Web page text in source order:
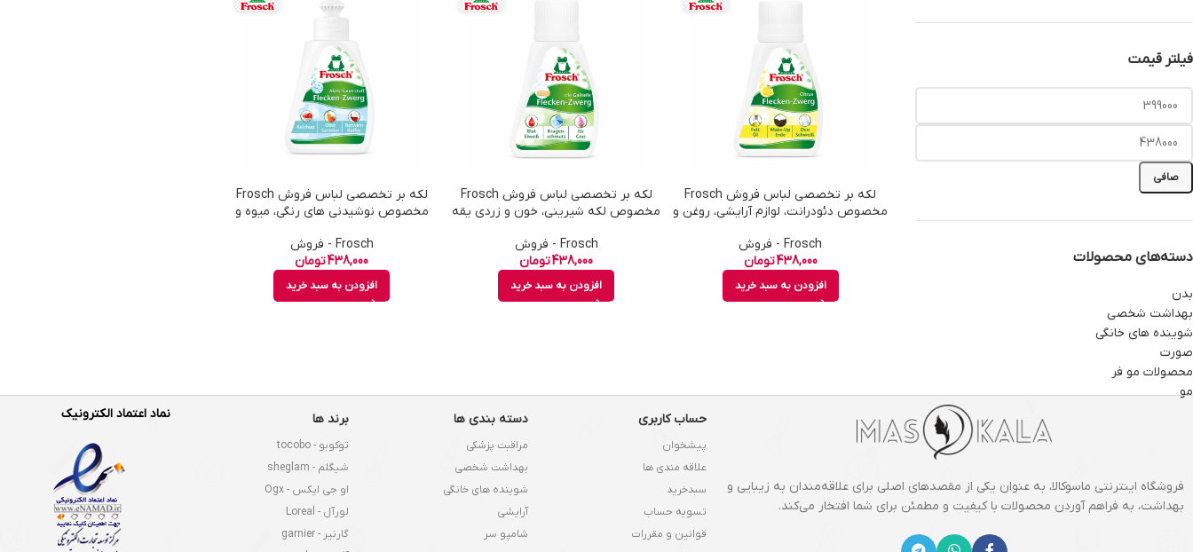
فیلتر قیمت
صافی
دسته‌های محصولات
بدن
بهداشت شخصی
شوینده های خانگی
صورت
محصولات مو فر
مو
لکه بر تخصصی لباس فروش Frosch
مخصوص دئودرانت، لوازم آرایشی، روغن و
Frosch - فروش
438,000تومان
افزودن به سبد خرید
لکه بر تخصصی لباس فروش Frosch
مخصوص لکه شیرینی، خون و زردی یقه
Frosch - فروش
438,000تومان
افزودن به سبد خرید
لکه بر تخصصی لباس فروش Frosch
مخصوص نوشیدنی های رنگی، میوه و
Frosch - فروش
438,000تومان
افزودن به سبد خرید
فروشگاه اینترنتی ماسوکالا، به عنوان یکی از مقصدهای اصلی برای علاقه‌مندان به زیبایی و
بهداشت، به فراهم آوردن محصولات با کیفیت و مطمئن برای شما افتخار می‌کند.
حساب کاربری
پیشخوان
علاقه مندی ها
سبدخرید
تسویه حساب
قوانین و مقررات
دسته بندی ها
مراقبت پزشکی
بهداشت شخصی
شوینده های خانگی
آرایشی
شامپو سر
برند ها
توکوبو - tocobo
شیگلم - sheglam
او جی ایکس - Ogx
لورآل - Loreal
گارنیر - garnier
نماد اعتماد الکترونیک